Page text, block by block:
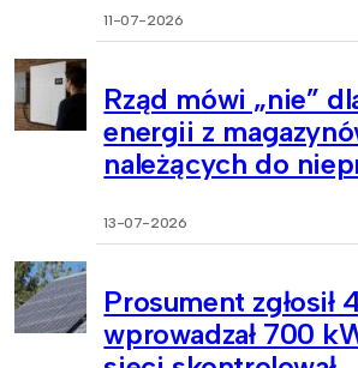
11-07-2026
Rząd mówi „nie”
energii z
należących do
13-07-2026
Prosument zgłosił
wprowadzał 700